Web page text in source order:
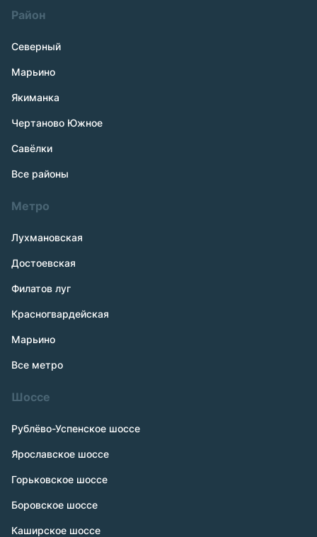
Район
Северный
Марьино
Якиманка
Чертаново Южное
Савёлки
Все районы
Метро
Лухмановская
Достоевская
Филатов луг
Красногвардейская
Марьино
Все метро
Шоссе
Рублёво-Успенское шоссе
Ярославское шоссе
Горьковское шоссе
Боровское шоссе
Каширское шоссе